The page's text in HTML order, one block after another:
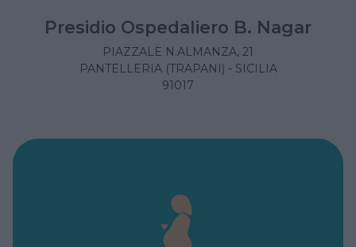
Presidio Ospedaliero B. Nagar
PIAZZALE N.ALMANZA, 21
PANTELLERIA (TRAPANI) - SICILIA
91017